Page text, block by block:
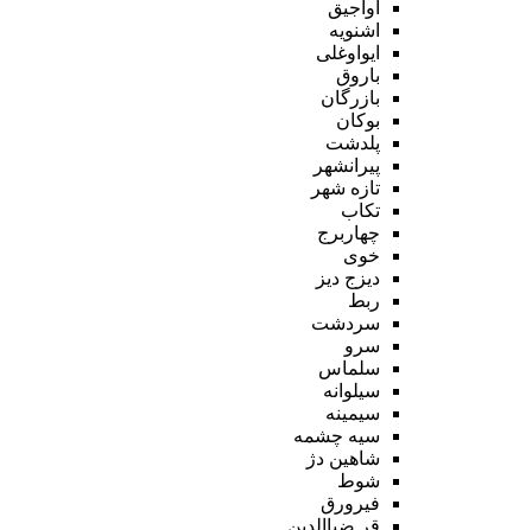
آواجیق
اشنویه
ایواوغلی
باروق
بازرگان
بوکان
پلدشت
پیرانشهر
تازه شهر
تکاب
چهاربرج
خوی
دیزج دیز
ربط
سردشت
سرو
سلماس
سیلوانه
سیمینه
سیه چشمه
شاهین دژ
شوط
فیرورق
قر ضیاالدین